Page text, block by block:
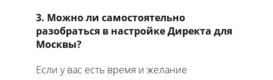
3. Можно ли самостоятельно
разобраться в настройке Директа для
Москвы?
Если у вас есть время и желание